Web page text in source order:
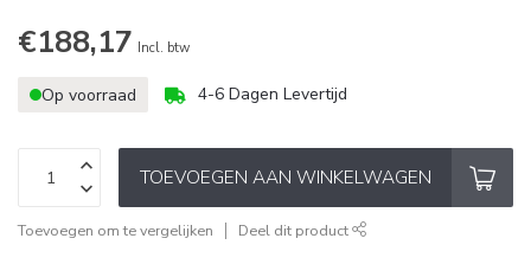
€188,17 Incl. btw
Op voorraad 4-6 Dagen Levertijd
TOEVOEGEN AAN WINKELWAGEN
Toevoegen om te vergelijken Deel dit product